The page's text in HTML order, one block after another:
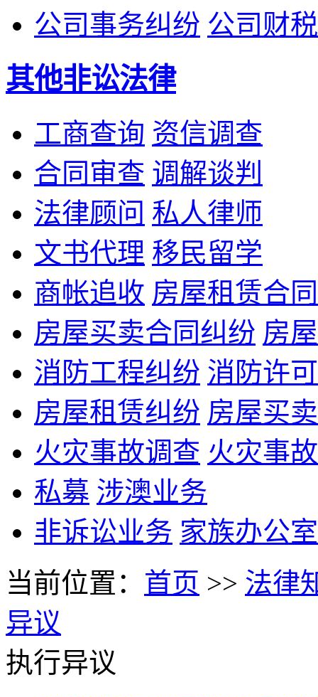
公司事务纠纷 公司财税
其他非讼法律
工商查询 资信调查
合同审查 调解谈判
法律顾问 私人律师
文书代理 移民留学
商帐追收 房屋租赁合
房屋买卖合同纠纷 房
消防工程纠纷 消防许
房屋租赁纠纷 房屋买
火灾事故调查 火灾事
私募 涉澳业务
非诉讼业务 家族办公室
当前位置： 首页 >> 法律
异议
执行异议